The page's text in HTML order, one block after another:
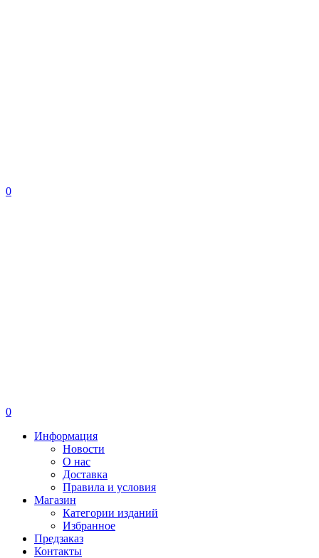
0
0
Информация
Новости
О нас
Доставка
Правила и условия
Магазин
Категории изданий
Избранное
Предзаказ
Контакты